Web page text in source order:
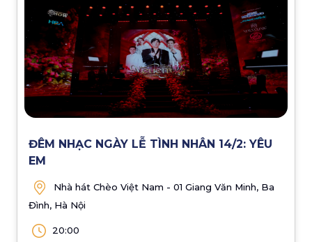
ĐÊM NHẠC NGÀY LỄ TÌNH NHÂN 14/2: YÊU
EM
Nhà hát Chèo Việt Nam - 01 Giang Văn Minh, Ba
Đình, Hà Nội
20:00